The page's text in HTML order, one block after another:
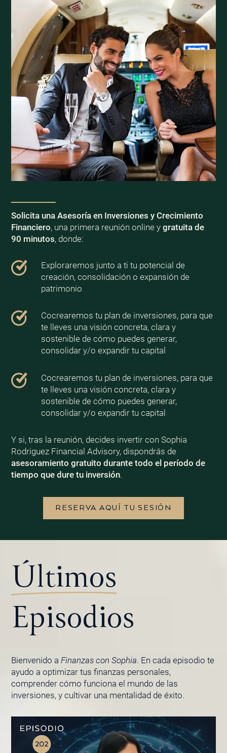
Solicita una Asesoría en Inversiones y Crecimiento
Financiero, una primera reunión online y gratuita de
90 minutos, donde:
Exploraremos junto a ti tu potencial de
creación, consolidación o expansión de
patrimonio
Cocrearemos tu plan de inversiones, para que
te lleves una visión concreta, clara y
sostenible de cómo puedes generar,
consolidar y/o expandir tu capital
Cocrearemos tu plan de inversiones, para que
te lleves una visión concreta, clara y
sostenible de cómo puedes generar,
consolidar y/o expandir tu capital
Y si, tras la reunión, decides invertir con Sophia
Rodriguez Financial Advisory, dispondrás de
asesoramiento gratuito durante todo el período de
tiempo que dure tu inversión.
RESERVA AQUÍ TU SESIÓN
Últimos
Episodios
Bienvenido a Finanzas con Sophia. En cada episodio te
ayudo a optimizar tus finanzas personales,
comprender cómo funciona el mundo de las
inversiones, y cultivar una mentalidad de éxito.
PÁGINA
PÁGINA
PÁGINAPÁGINA